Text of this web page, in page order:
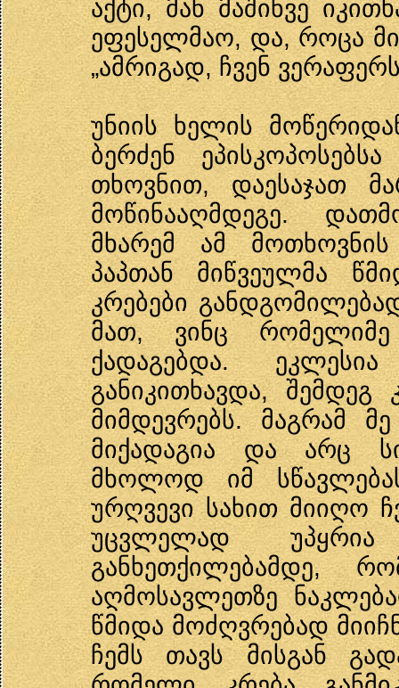
აქტი, მან მაშინვე
ეფესელმაო, და, როცა
„ამრიგად, ჩვენ
უნიის ხელის
ბერძენ
თხოვნით, დაესაჯათ
მოწინააღმდეგე.
მხარემ ამ
პაპთან მიწვეულმა
კრებები
მათ, ვინც
ქადაგებდა.
განიკითხავდა,
მიმდევრებს. მაგრამ
მიქადაგია და არც
მხოლოდ იმ
ურღვევი სახით მიიღო
უცვლელად
განხეთქილებამდე,
აღმოსავლეთზე
წმიდა მოძღვრებად
ჩემს თავს მისგან